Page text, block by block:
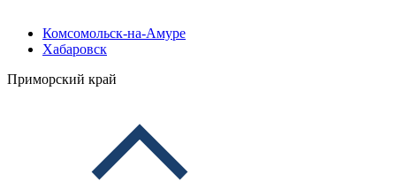
Комсомольск-на-Амуре
Хабаровск
Приморский край